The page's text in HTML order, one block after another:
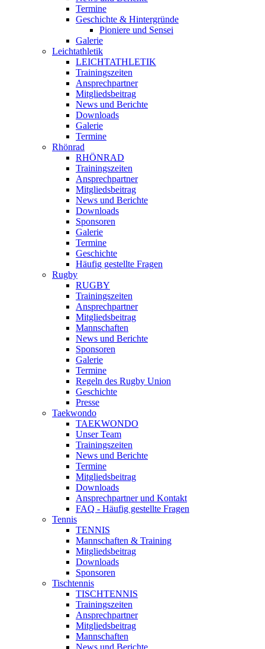
Termine
Geschichte & Hintergründe
Pioniere und Sensei
Galerie
Leichtathletik
LEICHTATHLETIK
Trainingszeiten
Ansprechpartner
Mitgliedsbeitrag
News und Berichte
Downloads
Galerie
Termine
Rhönrad
RHÖNRAD
Trainingszeiten
Ansprechpartner
Mitgliedsbeitrag
News und Berichte
Downloads
Sponsoren
Galerie
Termine
Geschichte
Häufig gestellte Fragen
Rugby
RUGBY
Trainingszeiten
Ansprechpartner
Mitgliedsbeitrag
Mannschaften
News und Berichte
Sponsoren
Galerie
Termine
Regeln des Rugby Union
Geschichte
Presse
Taekwondo
TAEKWONDO
Unser Team
Trainingszeiten
News und Berichte
Termine
Mitgliedsbeitrag
Downloads
Ansprechpartner und Kontakt
FAQ - Häufig gestellte Fragen
Tennis
TENNIS
Mannschaften & Training
Mitgliedsbeitrag
Downloads
Sponsoren
Tischtennis
TISCHTENNIS
Trainingszeiten
Ansprechpartner
Mitgliedsbeitrag
Mannschaften
News und Berichte